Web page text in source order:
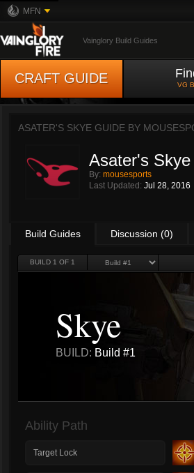
MFN
Vainglory Build Guides
CRAFT GUIDE VG
ASATER'S SKYE GUIDE BY
Asater's
By: mousesports
Last Updated: Jul 28, 2016
Build Guides Discussion (0)
BUILD 1 OF 1
Skye
BUILD: Build #1
Ability Path
Target Lock